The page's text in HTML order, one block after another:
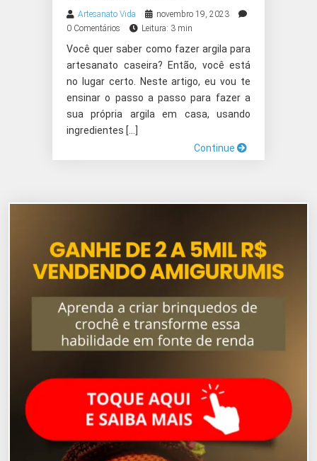
Artesanato Vida
novembro 19, 2023
0 Comentários
Leitura: 3 min
Você quer saber como fazer argila para
artesanato caseira? Então, você está
no lugar certo. Neste artigo, eu vou te
ensinar o passo a passo para fazer a
sua própria argila em casa, usando
ingredientes […]
Continue